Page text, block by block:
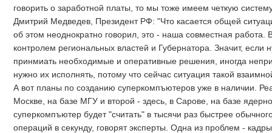
говорить о заработной платы, то мы тоже имеем четкую
Дмитрий Медведев, Президент РФ: "Что касается общей
об этом неоднократно говорил, это - наша совместная
контролем региональных властей и Губернатора. Значит, если
принмиать необходимые и оперативные решения, иногда
нужно их исполнять, потому что сейчас ситуация такой
А вот планы по созданию суперкомпъютеров уже в наличии.
Москве, на базе МГУ и второй - здесь, в Сарове, на базе
суперкомпъютер будет "считать" в тысячи раз быстрее
операций в секунду, говорят эксперты. Одна из проблем -